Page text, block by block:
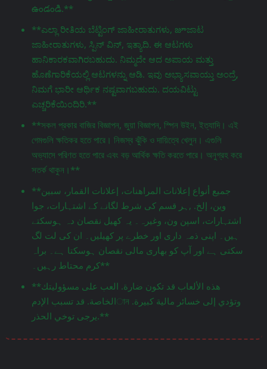
ఉండండి.**
**ಎಲ್ಲಾ ರೀತಿಯ ಬೆಟ್ಟಿಂಗ್ ಜಾಹೀರಾತುಗಳು, జూಜಾಟ
ಜಾಹೀರಾತುಗಳು, ಸ್ಪಿನ್ ವಿನ್, ಇತ್ಯಾದಿ. ಈ ಆಟಗಳು
ಹಾನಿಕಾರಕವಾಗಿರಬಹುದು. ನಿಮ್ಮದೇ ಆದ ಅಪಾಯ ಮತ್ತು
ಹೊಣೆಗಾರಿಕೆಯಲ್ಲಿ ಆಟಗಳನ್ನು ಆಡಿ. ಇವು ಅಭ್ಯಾಸವಾಯ್ತು ಅಂದ್ರೆ,
ನಿಮಗೆ ಭಾರೀ ಆರ್ಥಿಕ ನಷ್ಟವಾಗಬಹುದು. ದಯವಿಟ್ಟು
ಎಚ್ಚರಿಕೆಯಿಂದಿರಿ.**
**সকল প্রকার বাজির বিজ্ঞাপন, জুয়া বিজ্ঞাপন, স্পিন উইন, ইত্যাদি। এই
গেমগুলি ক্ষতিকর হতে পারে। নিজস্ব ঝুঁকি ও দায়িত্বে খেলুন। এগুলি
অভ্যাসে পরিণত হতে পারে এবং বড় আর্থিক ক্ষতি করতে পারে। অনুগ্রহ করে
সতর্ক থাকুন।**
**جميع أنواع إعلانات المراهنات، إعلانات القمار، سبين
وين، إلخ. ,ہر قسم کی شرط لگانے کے اشتہارات، جوا
اشتہارات، اسپن ون، وغیرہ۔ یہ کھیل نقصان دہ ہوسکتے
ہیں۔ اپنی ذمہ داری اور خطرے پر کھیلیں۔ ان کی لت لگ
سکتی ہے اور آپ کو بھاری مالی نقصان ہوسکتا ہے۔ براہ
کرم محتاط رہیں۔**
**هذه الألعاب قد تكون ضارة. العب على مسؤوليتك
الخاصة. قد تسبب الإدمান وتؤدي إلى خسائر مالية كبيرة.
يرجى توخي الحذر.**